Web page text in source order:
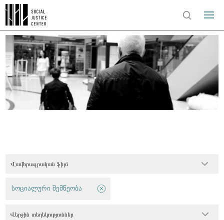
Վավերագրական ֆիլմ
სოციალური შემწეობა
Վերջին տեղեկություններ